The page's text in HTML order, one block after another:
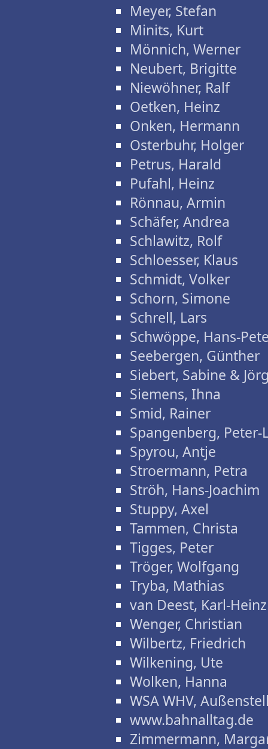
Meyer, Stefan
Minits, Kurt
Mönnich, Werner
Neubert, Brigitte
Niewöhner, Ralf
Oetken, Heinz
Onken, Hermann
Osterbuhr, Holger
Petrus, Harald
Pufahl, Heinz
Rönnau, Armin
Schäfer, Andrea
Schlawitz, Rolf
Schloesser, Klaus
Schmidt, Volker
Schorn, Simone
Schrell, Lars
Schwöppe, Hans-
Seebergen, Günther
Siebert, Sabine &
Siemens, Ihna
Smid, Rainer
Spangenberg, Peter-
Spyrou, Antje
Stroermann, Petra
Ströh, Hans-Joachim
Stuppy, Axel
Tammen, Christa
Tigges, Peter
Tröger, Wolfgang
Tryba, Mathias
van Deest, Karl-Heinz
Wenger, Christian
Wilbertz, Friedrich
Wilkening, Ute
Wolken, Hanna
WSA WHV,
www.bahnalltag.de
Zimmermann,